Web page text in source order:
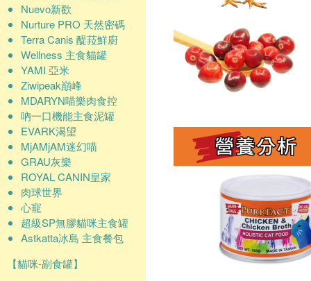
Nuevo新歡
Nurture PRO 天然密碼
Terra Canis 醍菈鮮廚
Wellness 主食貓罐
YAMI 亞米
Ziwipeak巔峰
MDARYN喵樂肉食控
吶一口機能主食泥罐
EVARK渴望
MjAMjAM迷幻喵
GRAU灰樂
ROYAL CANIN皇家
肉球世界
心寵
超級SP無膠貓咪主食罐
Astkatta冰島 主食餐包
【貓咪-副食罐】